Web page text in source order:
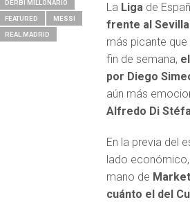
La Liga de
frente al Sevilla
más picante
fin de semana,
por Diego
aún más
Alfredo Di
En la previa del
lado
mano de
cuánto el del
DERBI MILLONARIO
FEATURED MESSI
REAL MADRID